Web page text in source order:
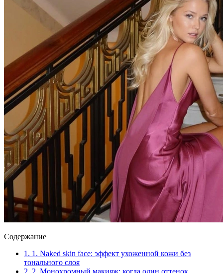
Содержание
1. 1. Naked skin face: эффект ухоженной кожи без
тонального слоя
2. 2. Монохромный макияж: когда один оттенок